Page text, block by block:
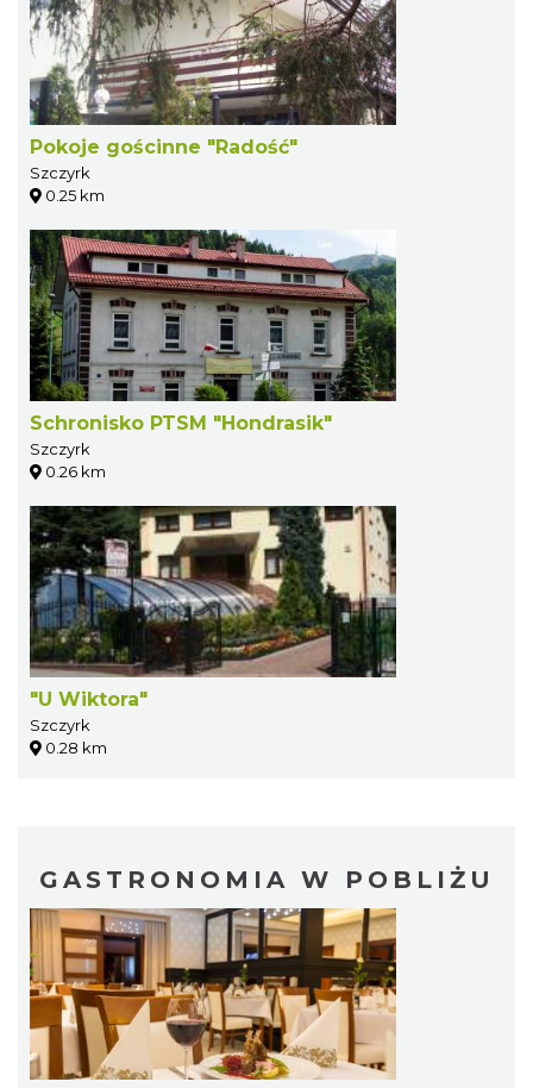
Pokoje gościnne "Radość"
Szczyrk
0.25 km
Schronisko PTSM "Hondrasik"
Szczyrk
0.26 km
"U Wiktora"
Szczyrk
0.28 km
GASTRONOMIA W POBLIŻU